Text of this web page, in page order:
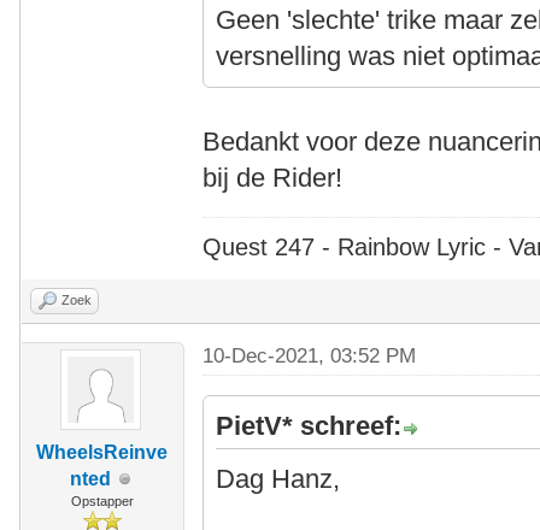
Geen 'slechte' trike maar
versnelling was niet
Bedankt voor deze
bij de Rider!
Quest 247 - Rainbow Lyric -
Zoek
WheelsReinve
nted
Opstapper
10-Dec-2021, 03:52 PM
PietV* schreef:
Dag Hanz,